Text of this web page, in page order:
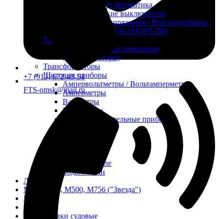
FTS-omsk@mail.ru
Судовая электрика и автоматика
Автоматические выключатели
Корректоры напряжения / Реле-регуляторы /
Реле зарядки РЛ-Н-1М (РЛ-2М)
Тахоментры
Преобразователи первичные
(тахогенераторы)
Трансформаторы
Щитовые приборы
Ампервольтметры / Вольтамперметры
Амперметры
Ваттметры
Вольтметры
Другие измерительные приборы
Щитовые реле
Электродвигатели
Лебедка
М400 (401), М500, М756 ("Звезда")
Пускатели
Разное
Светильники судовые
+7 (913) 672-49-54